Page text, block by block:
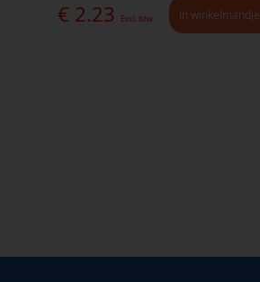
€ 2.23 Excl. btw In winkelmandje